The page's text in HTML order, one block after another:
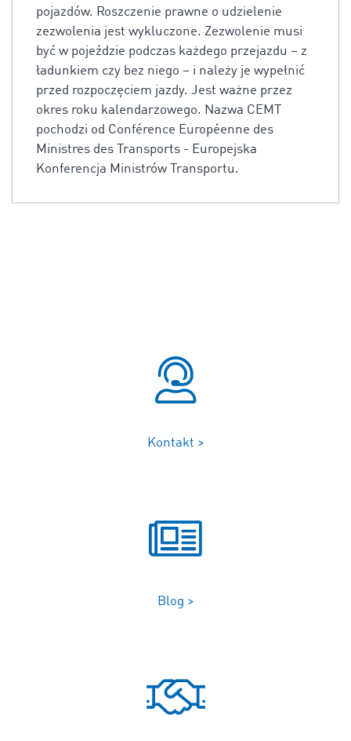
pojazdów. Roszczenie prawne o udzielenie
zezwolenia jest wykluczone. Zezwolenie musi
być w pojeździe podczas każdego przejazdu – z
ładunkiem czy bez niego – i należy je wypełnić
przed rozpoczęciem jazdy. Jest ważne przez
okres roku kalendarzowego. Nazwa CEMT
pochodzi od Conférence Européenne des
Ministres des Transports - Europejska
Konferencja Ministrów Transportu.
Kontakt >
Blog >